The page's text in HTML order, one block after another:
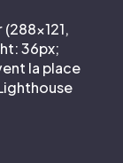
36px;
la place